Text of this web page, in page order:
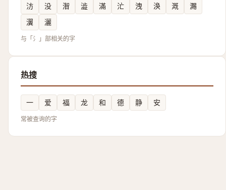
汸 没 潪 澁 滿 汒 洩 涣 溉
瀃
瀷
灑
与「氵」部相关的字
热搜
一 爱 福 龙 和 德 静 安
常被查询的字